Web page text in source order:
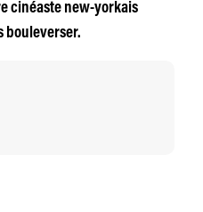
cinéaste new-yorkais
bouleverser.